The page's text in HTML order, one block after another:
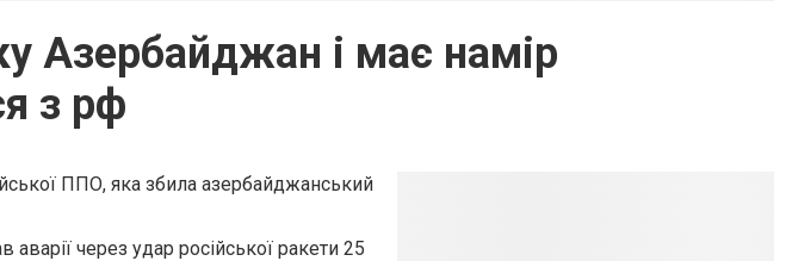
Азербайджан і має намір
з рф
ППО, яка збила азербайджанський
через удар російської ракети 25